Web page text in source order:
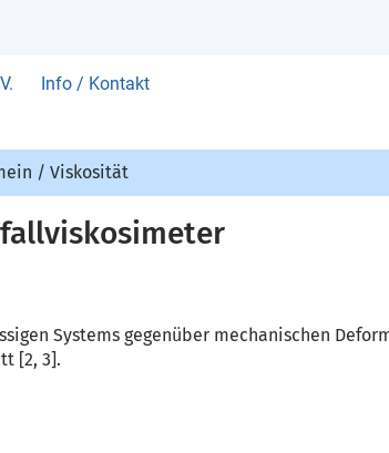
Info / Kontakt
/ Viskosität
Systems gegenüber mechanischen
[2, 3].